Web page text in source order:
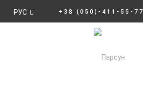
РУС +38 (050)-411-55-77